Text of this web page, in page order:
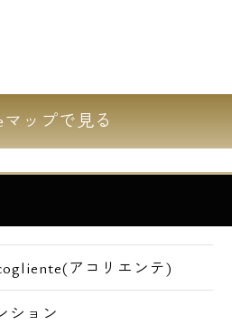
1分
いばすけっと・・・徒
モディイイダ・・・徒歩
・・徒歩5分
ップで見る
アコリエンテ)
ション